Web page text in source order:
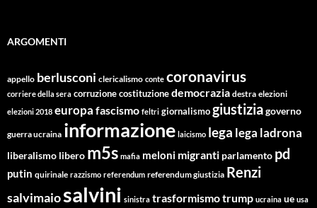
ARGOMENTI
appello berlusconi clericalismo conte coronavirus
corriere della sera corruzionecostituzionedemocrazia destra elezioni
elezioni 2018 europa fascismo feltri giornalismogiustiziagoverno
guerra ucraina informazione laicismo lega lega ladrona
liberalismo libero m5s mafia meloni migranti parlamento pd
putin quirinale razzismo referendum referendum giustizia Renzi
salvimaiosalvini sinistra trasformismotrump ucraina ue usa